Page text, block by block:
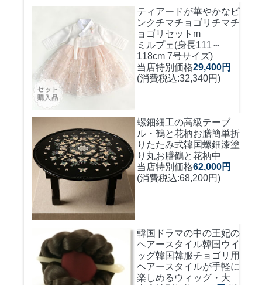
ティアードが華やかなピ
ンクチマチョゴリ チマチ
ョゴリセットm
ミルプェ(身長111～
118cm 7号サイズ)
当店特別価格29,400円
(消費税込:32,340円)
螺鈿細工の高級テーブ
ル・鶴と花柄お膳簡単折
りたたみ式韓国螺鈿漆塗
り丸お膳鶴と花柄中
当店特別価格62,000円
(消費税込:68,200円)
韓国ドラマの中の王妃の
ヘアースタイル韓国ウイ
ッグ韓国韓服チョゴリ用
ヘアースタイルが手軽に
楽しめるウィッグ・大